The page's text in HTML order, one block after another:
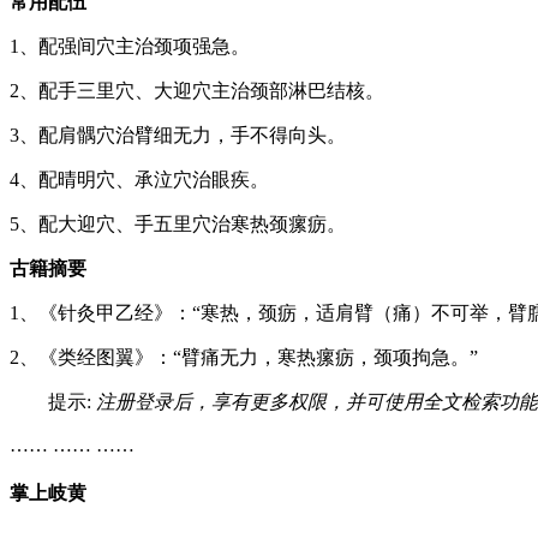
1、配强间穴主治颈项强急。
2、配手三里穴、大迎穴主治颈部淋巴结核。
3、配肩髃穴治臂细无力，手不得向头。
4、配晴明穴、承泣穴治眼疾。
5、配大迎穴、手五里穴治寒热颈瘰疬。
古籍摘要
1、《针灸甲乙经》：“寒热，颈疬，适肩臂（痛）不可举，臂
2、《类经图翼》：“臂痛无力，寒热瘰疬，颈项拘急。”
提示: 注册登录后，享有更多权限，并可使用全文检索功
…… …… ……
掌上岐黄